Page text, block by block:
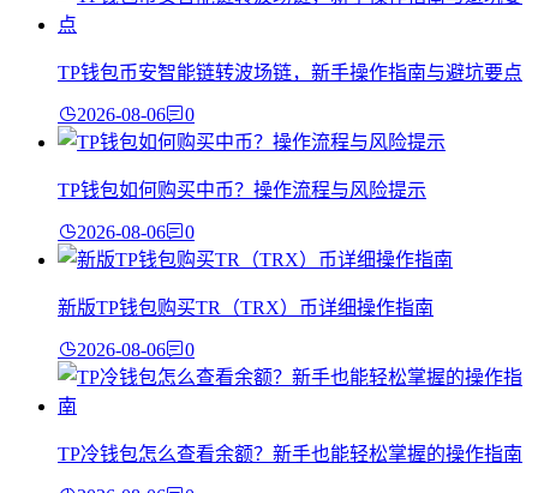
TP钱包币安智能链转波场链，新手操作指南与避坑要点
2026-08-06 0
TP钱包如何购买中币？操作流程与风险提示
2026-08-06 0
新版TP钱包购买TR（TRX）币详细操作指南
2026-08-06 0
TP冷钱包怎么查看余额？新手也能轻松掌握的操作指南